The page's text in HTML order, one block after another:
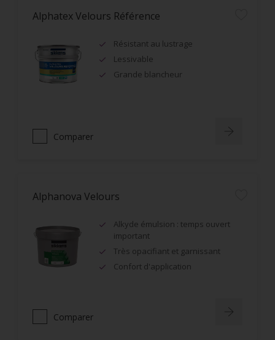
Alphatex Velours Référence
Résistant au lustrage
Lessivable
Grande blancheur
Comparer
Alphanova Velours
Alkyde émulsion : temps ouvert
important
Très opacifiant et garnissant
Confort d'application
Comparer